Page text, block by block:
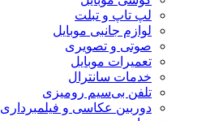
لپ تاپ و تبلت
لوازم جانبی موبایل
صوتی و تصویری
تعمیرات موبایل
خدمات سانترال
تلفن بی‌سیم رومیزی
دوربین عکاسی و فیلمبرداری